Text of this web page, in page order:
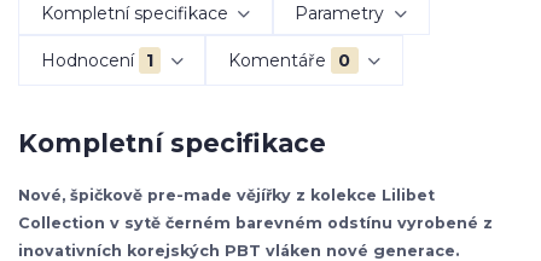
Kompletní specifikace Parametry
Hodnocení 1 Komentáře 0
Kompletní specifikace
Nové, špičkově pre-made vějířky z kolekce Lilibet
Collection v sytě černém barevném odstínu vyrobené z
inovativních korejských PBT vláken nové generace.